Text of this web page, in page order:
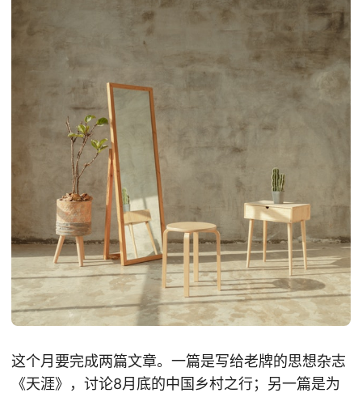
这个月要完成两篇文章。一篇是写给老牌的思想杂志
《天涯》，讨论8月底的中国乡村之行；另一篇是为